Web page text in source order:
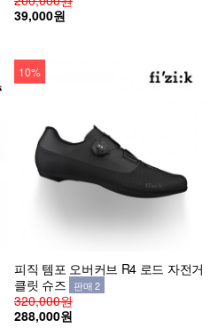
39,000원
10%
피직 템포 오버커브 R4 로드 자전거
클릿 슈즈 판매 2
320,000원
288,000원